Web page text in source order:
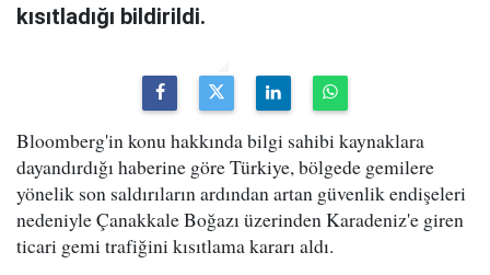
kısıtladığı bildirildi.
Bloomberg'in konu hakkında bilgi sahibi kaynaklara
dayandırdığı haberine göre Türkiye, bölgede gemilere
yönelik son saldırıların ardından artan güvenlik endişeleri
nedeniyle Çanakkale Boğazı üzerinden Karadeniz'e giren
ticari gemi trafiğini kısıtlama kararı aldı.